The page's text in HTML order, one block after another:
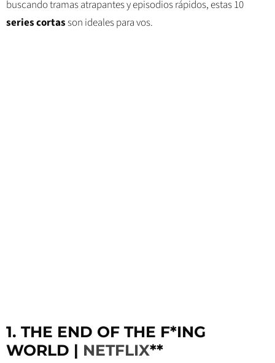
buscando tramas atrapantes y episodios rápidos, estas 10
series cortas son ideales para vos.
1. THE END OF THE F*ING
WORLD | NETFLIX**